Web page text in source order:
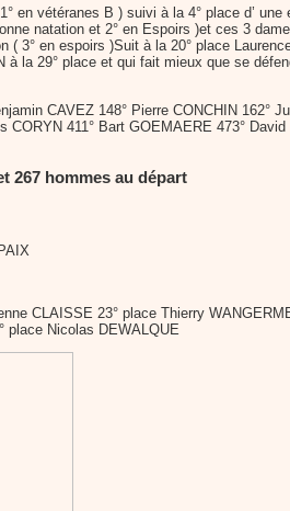
en vétéranes B ) suivi à la 4° place d’ une
natation et 2° en Espoirs )et ces 3
3° en espoirs )Suit à la 20° place
la 29° place et qui fait mieux que se
CAVEZ 148° Pierre CONCHIN 162°
CORYN 411° Bart GOEMAERE 473° David
267 hommes au départ
CLAISSE 23° place Thierry
place Nicolas DEWALQUE